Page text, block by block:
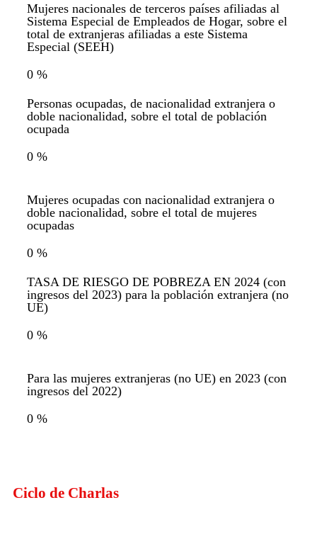
Mujeres nacionales de terceros países afiliadas al
Sistema Especial de Empleados de Hogar, sobre el
total de extranjeras afiliadas a este Sistema
Especial (SEEH)
0 %
Personas ocupadas, de nacionalidad extranjera o
doble nacionalidad, sobre el total de población
ocupada
0 %
Mujeres ocupadas con nacionalidad extranjera o
doble nacionalidad, sobre el total de mujeres
ocupadas
0 %
TASA DE RIESGO DE POBREZA EN 2024 (con
ingresos del 2023) para la población extranjera (no
UE)
0 %
Para las mujeres extranjeras (no UE) en 2023 (con
ingresos del 2022)
0 %
Ciclo de Charlas